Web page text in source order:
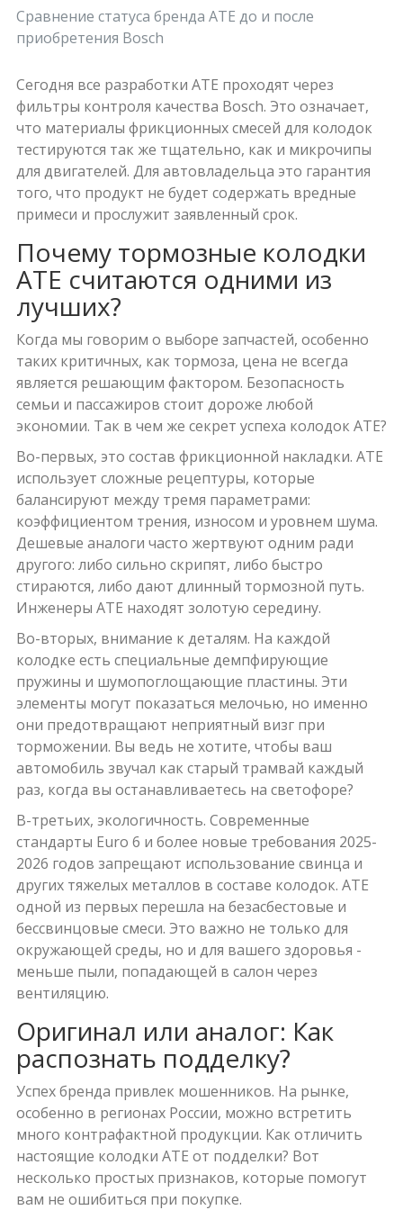
Сравнение статуса бренда ATE до и после
приобретения Bosch
Сегодня все разработки ATE проходят через
фильтры контроля качества Bosch. Это означает,
что материалы фрикционных смесей для колодок
тестируются так же тщательно, как и микрочипы
для двигателей. Для автовладельца это гарантия
того, что продукт не будет содержать вредные
примеси и прослужит заявленный срок.
Почему тормозные колодки
ATE считаются одними из
лучших?
Когда мы говорим о выборе запчастей, особенно
таких критичных, как тормоза, цена не всегда
является решающим фактором. Безопасность
семьи и пассажиров стоит дороже любой
экономии. Так в чем же секрет успеха колодок ATE?
Во-первых, это состав фрикционной накладки. ATE
использует сложные рецептуры, которые
балансируют между тремя параметрами:
коэффициентом трения, износом и уровнем шума.
Дешевые аналоги часто жертвуют одним ради
другого: либо сильно скрипят, либо быстро
стираются, либо дают длинный тормозной путь.
Инженеры ATE находят золотую середину.
Во-вторых, внимание к деталям. На каждой
колодке есть специальные демпфирующие
пружины и шумопоглощающие пластины. Эти
элементы могут показаться мелочью, но именно
они предотвращают неприятный визг при
торможении. Вы ведь не хотите, чтобы ваш
автомобиль звучал как старый трамвай каждый
раз, когда вы останавливаетесь на светофоре?
В-третьих, экологичность. Современные
стандарты Euro 6 и более новые требования 2025-
2026 годов запрещают использование свинца и
других тяжелых металлов в составе колодок. ATE
одной из первых перешла на безасбестовые и
бессвинцовые смеси. Это важно не только для
окружающей среды, но и для вашего здоровья -
меньше пыли, попадающей в салон через
вентиляцию.
Оригинал или аналог: Как
распознать подделку?
Успех бренда привлек мошенников. На рынке,
особенно в регионах России, можно встретить
много контрафактной продукции. Как отличить
настоящие колодки ATE от подделки? Вот
несколько простых признаков, которые помогут
вам не ошибиться при покупке.